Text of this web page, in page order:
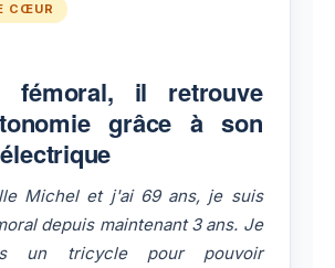
CŒUR
fémoral, il retrouve
grâce à son
Michel et j'ai 69 ans, je suis
depuis maintenant 3 ans. Je
un tricycle pour pouvoir